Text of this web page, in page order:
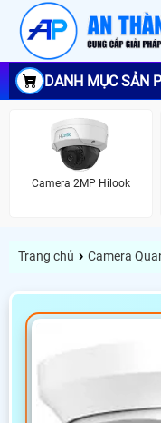
DANH MỤC SẢN
Camera 2MP Hilook
Trang chủ › Camera